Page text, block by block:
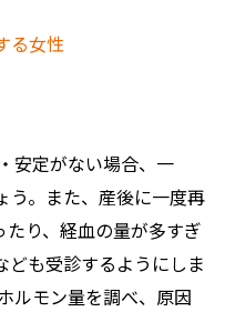
安定がない場合、一
う。また、産後に一度再
り、経血の量が多すぎ
ども受診するようにしま
ルモン量を調べ、原因